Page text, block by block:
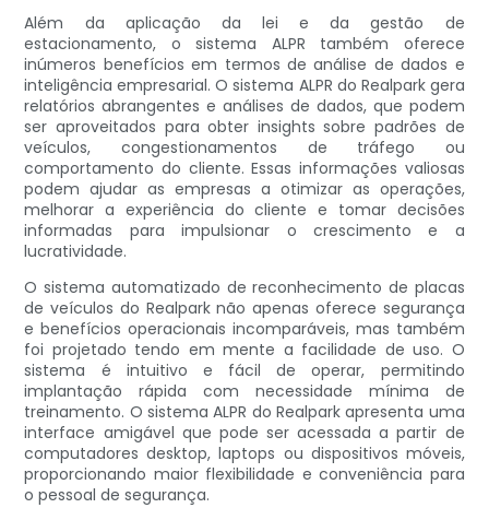
Além da aplicação da lei e da gestão de
estacionamento, o sistema ALPR também oferece
inúmeros benefícios em termos de análise de dados e
inteligência empresarial. O sistema ALPR do Realpark gera
relatórios abrangentes e análises de dados, que podem
ser aproveitados para obter insights sobre padrões de
veículos, congestionamentos de tráfego ou
comportamento do cliente. Essas informações valiosas
podem ajudar as empresas a otimizar as operações,
melhorar a experiência do cliente e tomar decisões
informadas para impulsionar o crescimento e a
lucratividade.
O sistema automatizado de reconhecimento de placas
de veículos do Realpark não apenas oferece segurança
e benefícios operacionais incomparáveis, mas também
foi projetado tendo em mente a facilidade de uso. O
sistema é intuitivo e fácil de operar, permitindo
implantação rápida com necessidade mínima de
treinamento. O sistema ALPR do Realpark apresenta uma
interface amigável que pode ser acessada a partir de
computadores desktop, laptops ou dispositivos móveis,
proporcionando maior flexibilidade e conveniência para
o pessoal de segurança.